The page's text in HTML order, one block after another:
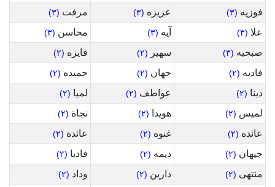
فوزيه (٣) عزيزه (٣) مرفت (٣)
علا (٣) آيه (٣) محاسن (٣)
صبحيه (٣) سهير (٢) فايزه (٢)
فاديه (٢) جهان (٢) حميده (٢)
دينا (٢) عواطف (٢) لميا (٢)
لميس (٢) هويدا (٢) نجاة (٢)
عائده (٢) غنوه (٢) عائدة (٢)
جيهان (٢) ديمه (٢) فاديا (٢)
منتهى (٢) دارين (٢) وداد (٢)